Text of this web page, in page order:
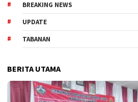
BREAKING NEWS
UPDATE
TABANAN
BERITA UTAMA